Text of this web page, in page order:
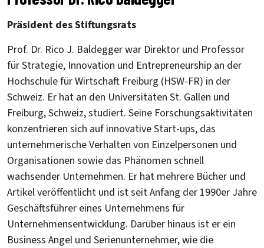
Präsident des Stiftungsrats
Prof. Dr. Rico J. Baldegger war Direktor und Professor
für Strategie, Innovation und Entrepreneurship an der
Hochschule für Wirtschaft Freiburg (HSW-FR) in der
Schweiz. Er hat an den Universitäten St. Gallen und
Freiburg, Schweiz, studiert. Seine Forschungsaktivitäten
konzentrieren sich auf innovative Start-ups, das
unternehmerische Verhalten von Einzelpersonen und
Organisationen sowie das Phänomen schnell
wachsender Unternehmen. Er hat mehrere Bücher und
Artikel veröffentlicht und ist seit Anfang der 1990er Jahre
Geschäftsführer eines Unternehmens für
Unternehmensentwicklung. Darüber hinaus ist er ein
Business Angel und Serienunternehmer, wie die